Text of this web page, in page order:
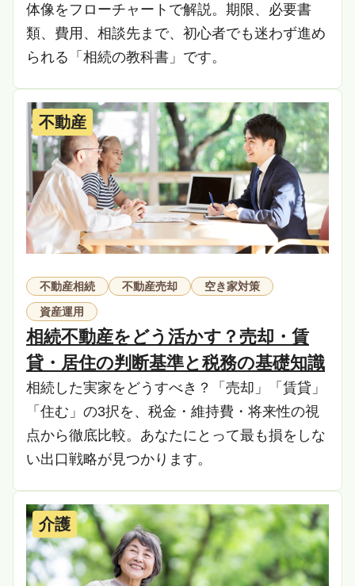
体像をフローチャートで解説。期限、必要書
類、費用、相談先まで、初心者でも迷わず進め
られる「相続の教科書」です。
不動産
不動産相続 不動産売却
空き家対策
資産運用
相続不動産をどう活かす？売却・賃
貸・居住の判断基準と税務の基礎知識
相続した実家をどうすべき？「売却」「賃貸」
「住む」の3択を、税金・維持費・将来性の視
点から徹底比較。あなたにとって最も損をしな
い出口戦略が見つかります。
介護